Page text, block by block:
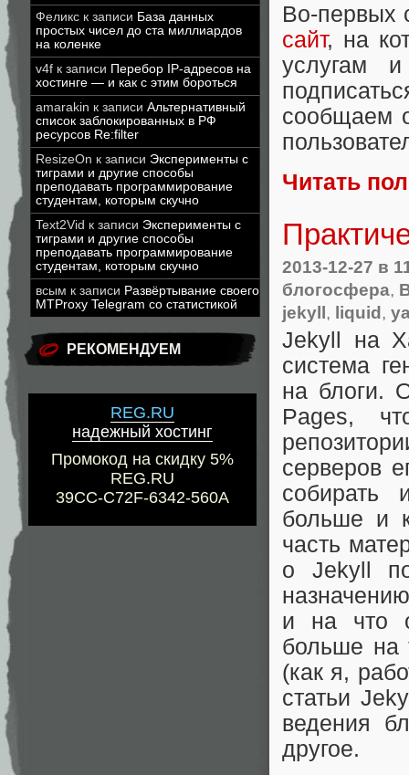
Феликс к записи База данных
простых чисел до ста миллиардов
на коленке
v4f к записи Перебор IP-адресов на
хостинге — и как с этим бороться
amarakin к записи Альтернативный
список заблокированных в РФ
ресурсов Re:filter
ResizeOn к записи Эксперименты с
тиграми и другие способы
преподавать программирование
студентам, которым скучно
Text2Vid к записи Эксперименты с
тиграми и другие способы
преподавать программирование
студентам, которым скучно
всым к записи Развёртывание своего
MTProxy Telegram со статистикой
РЕКОМЕНДУЕМ
REG.RU
надежный хостинг
Промокод на скидку 5%
REG.RU
39CC-C72F-6342-560A
Во-первых
сайт, на
услугам
сообщаем
Читать
2013-12-27 в
блогосфера,
jekyll, liquid,
Jekyll на
система
на блоги.
Pages,
серверов
собирать
больше и
часть
о Jekyll
и на что
больше на
(как я,
статьи
ведения
другое.